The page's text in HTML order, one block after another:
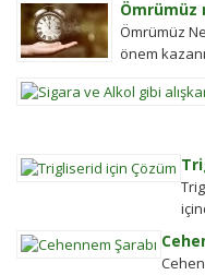
hava...
Ömrümüz
Ömrümüz
önem
değildi....
ve...